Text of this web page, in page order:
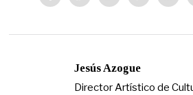
Jesús Azogue
Director Artístico de